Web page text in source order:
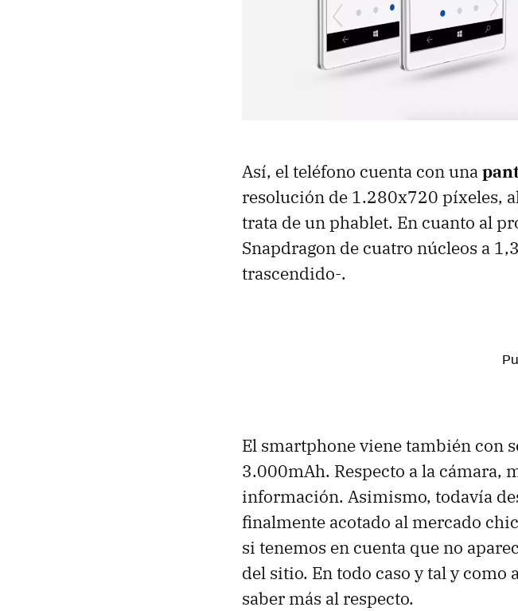
Así, el teléfono cuenta con una
resolución de 1.280x720 píxeles,
trata de un phablet. En cuanto al
Snapdragon de cuatro núcleos a
trascendido-.
El smartphone viene también con
3.000mAh. Respecto a la cámara,
información. Asimismo, todavía
finalmente acotado al mercado
si tenemos en cuenta que no
del sitio. En todo caso y tal y como
saber más al respecto.